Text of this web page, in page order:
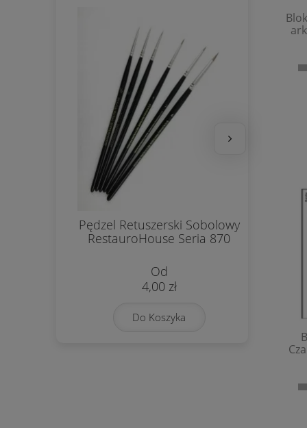
Pędzel Retuszerski Sobolowy
RestauroHouse Seria 870
4,00 zł
Do Koszyka